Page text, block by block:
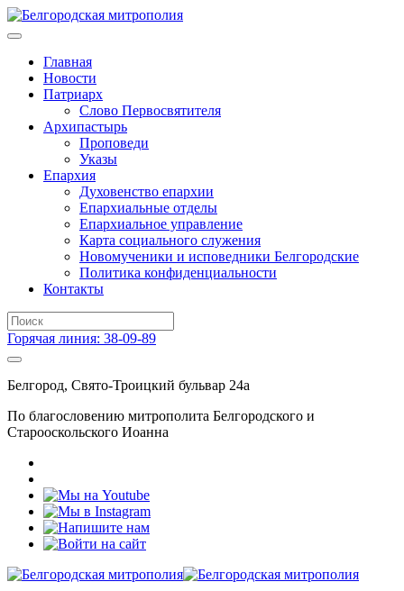
Главная
Новости
Патриарх
Слово Первосвятителя
Архипастырь
Проповеди
Указы
Епархия
Духовенство епархии
Епархиальные отделы
Епархиальное управление
Карта социального служения
Новомученики и исповедники Белгородские
Политика конфиденциальности
Контакты
Горячая линия: 38-09-89
Белгород, Свято-Троицкий бульвар 24а
По благословению митрополита Белгородского и
Старооскольского Иоанна